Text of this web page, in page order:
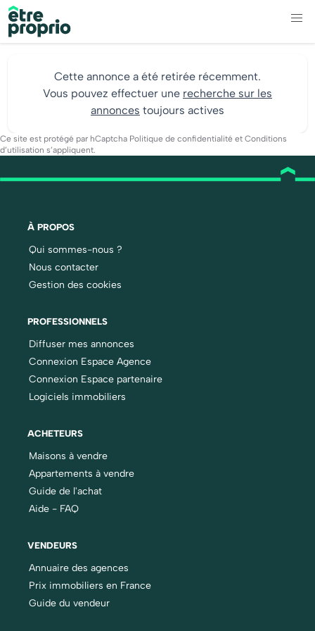
Cette annonce a été retirée récemment.
Vous pouvez effectuer une recherche sur les
annonces toujours actives
Ce site est protégé par hCaptcha Politique de confidentialité et Conditions
d’utilisation s’appliquent.
À PROPOS
Qui sommes-nous ?
Nous contacter
Gestion des cookies
PROFESSIONNELS
Diffuser mes annonces
Connexion Espace Agence
Connexion Espace partenaire
Logiciels immobiliers
ACHETEURS
Maisons à vendre
Appartements à vendre
Guide de l'achat
Aide - FAQ
VENDEURS
Annuaire des agences
Prix immobiliers en France
Guide du vendeur